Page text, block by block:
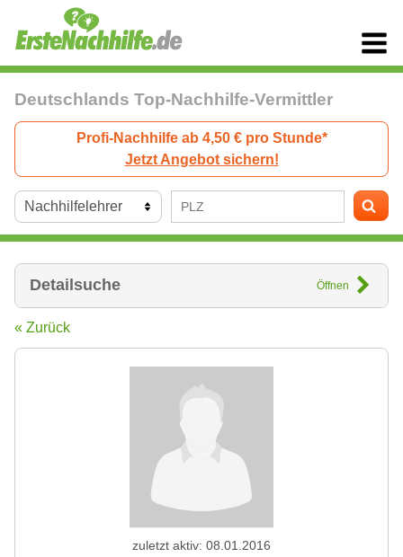
Deutschlands Top-Nachhilfe-Vermittler
Profi-Nachhilfe ab 4,50 € pro Stunde*
Jetzt Angebot sichern!
Detailsuche Öffnen
« Zurück
zuletzt aktiv: 08.01.2016